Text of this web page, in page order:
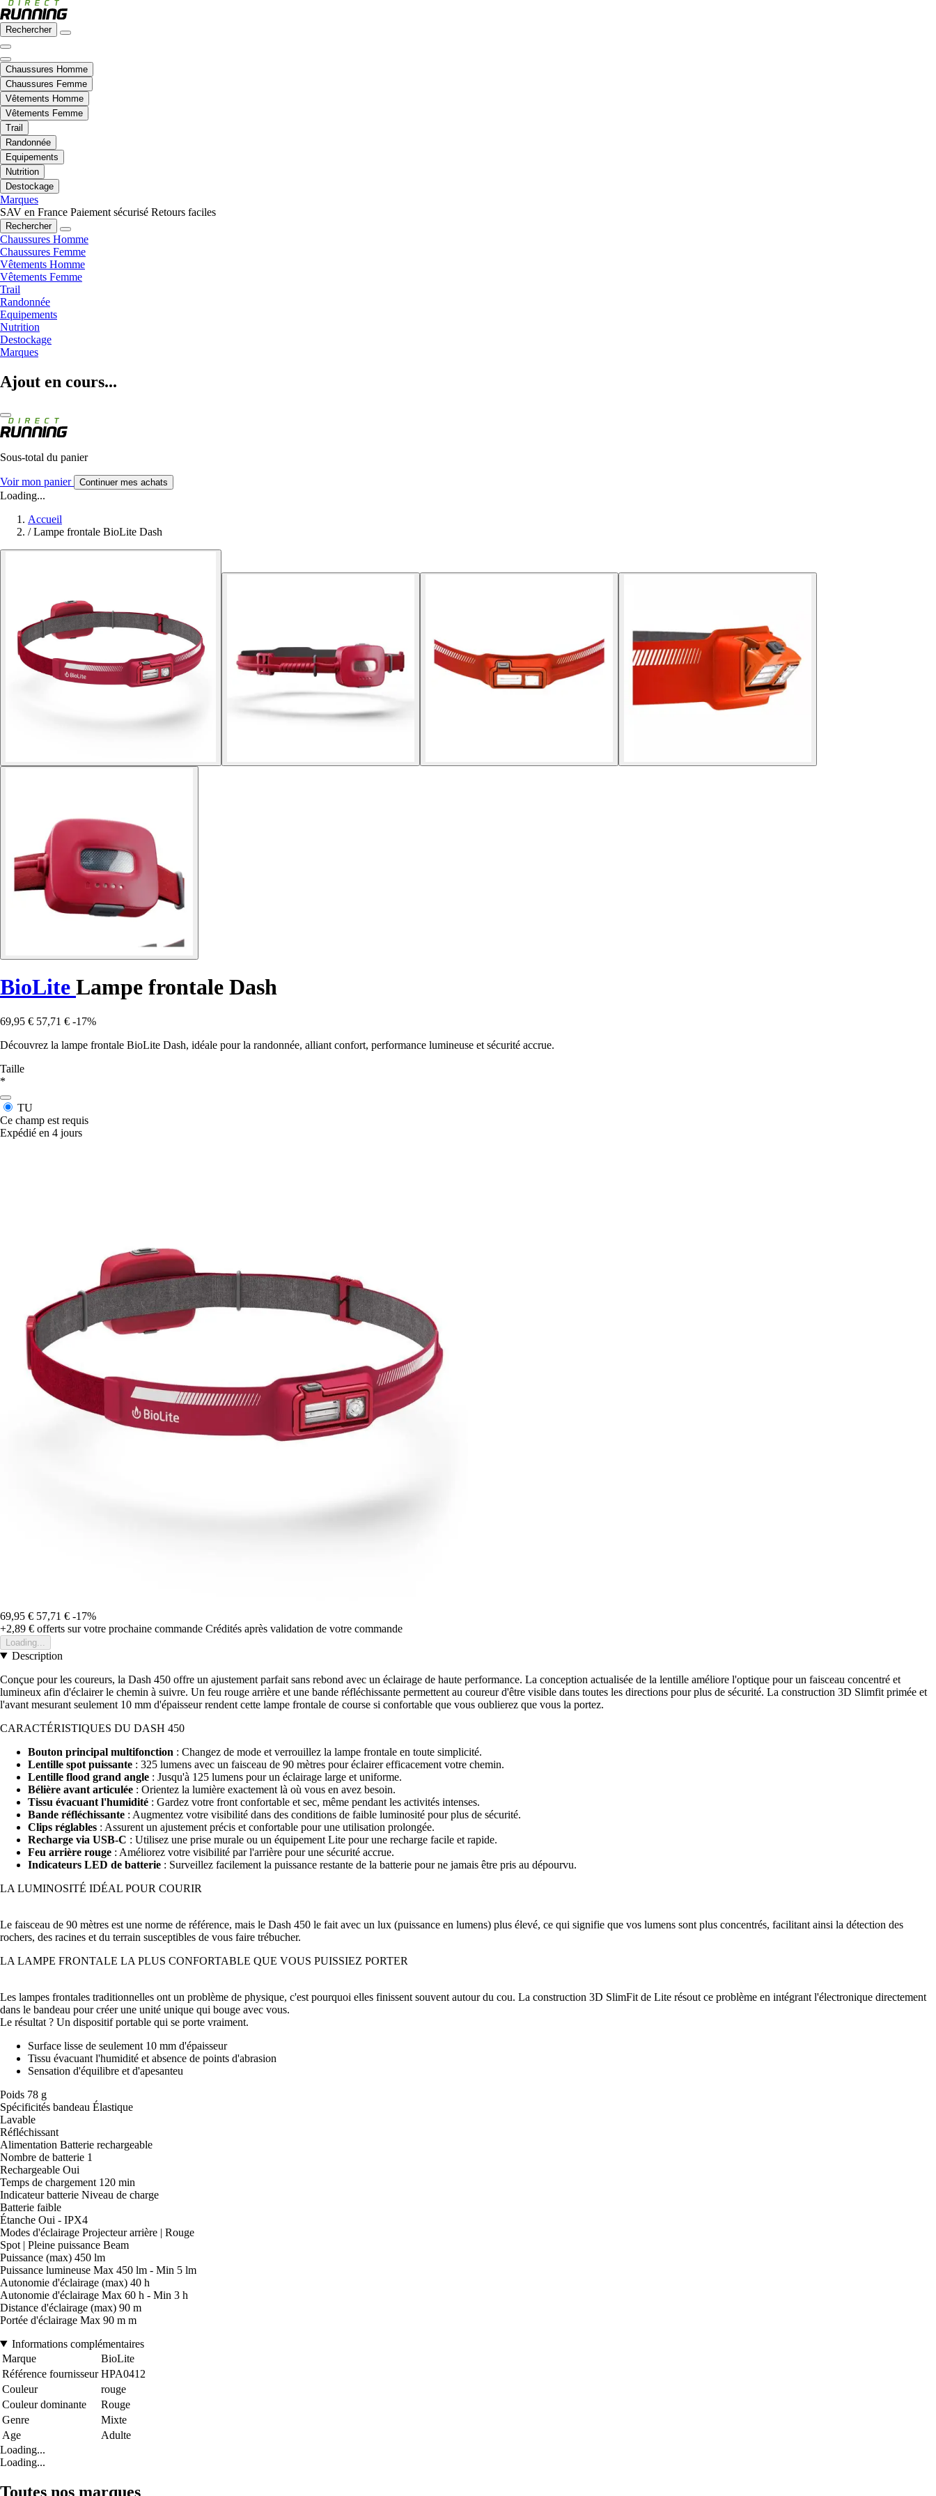
Rechercher
Chaussures Homme
Chaussures Femme
Vêtements Homme
Vêtements Femme
Trail
Randonnée
Equipements
Nutrition
Destockage
Marques
SAV en France Paiement sécurisé Retours faciles
Rechercher
Chaussures Homme
Chaussures Femme
Vêtements Homme
Vêtements Femme
Trail
Randonnée
Equipements
Nutrition
Destockage
Marques
Ajout en cours...
Sous-total du panier
Voir mon panier Continuer mes achats
Loading...
Accueil
/ Lampe frontale BioLite Dash
BioLite Lampe frontale Dash
69,95 € 57,71 € -17%
Découvrez la lampe frontale BioLite Dash, idéale pour la randonnée, alliant confort, performance lumineuse et sécurité accrue.
Taille
*
TU
Ce champ est requis
Expédié en 4 jours
69,95 € 57,71 € -17%
+2,89 € offerts sur votre prochaine commande Crédités après validation de votre commande
Loading...
Description
Conçue pour les coureurs, la Dash 450 offre un ajustement parfait sans rebond avec un éclairage de haute performance. La conception actualisée de la lentille améliore l'optique pour un faisceau concentré et
lumineux afin d'éclairer le chemin à suivre. Un feu rouge arrière et une bande réfléchissante permettent au coureur d'être visible dans toutes les directions pour plus de sécurité. La construction 3D Slimfit primée et
l'avant mesurant seulement 10 mm d'épaisseur rendent cette lampe frontale de course si confortable que vous oublierez que vous la portez.
CARACTÉRISTIQUES DU DASH 450
Bouton principal multifonction : Changez de mode et verrouillez la lampe frontale en toute simplicité.
Lentille spot puissante : 325 lumens avec un faisceau de 90 mètres pour éclairer efficacement votre chemin.
Lentille flood grand angle : Jusqu'à 125 lumens pour un éclairage large et uniforme.
Bélière avant articulée : Orientez la lumière exactement là où vous en avez besoin.
Tissu évacuant l'humidité : Gardez votre front confortable et sec, même pendant les activités intenses.
Bande réfléchissante : Augmentez votre visibilité dans des conditions de faible luminosité pour plus de sécurité.
Clips réglables : Assurent un ajustement précis et confortable pour une utilisation prolongée.
Recharge via USB-C : Utilisez une prise murale ou un équipement Lite pour une recharge facile et rapide.
Feu arrière rouge : Améliorez votre visibilité par l'arrière pour une sécurité accrue.
Indicateurs LED de batterie : Surveillez facilement la puissance restante de la batterie pour ne jamais être pris au dépourvu.
LA LUMINOSITÉ IDÉAL POUR COURIR
Le faisceau de 90 mètres est une norme de référence, mais le Dash 450 le fait avec un lux (puissance en lumens) plus élevé, ce qui signifie que vos lumens sont plus concentrés, facilitant ainsi la détection des
rochers, des racines et du terrain susceptibles de vous faire trébucher.
LA LAMPE FRONTALE LA PLUS CONFORTABLE QUE VOUS PUISSIEZ PORTER
Les lampes frontales traditionnelles ont un problème de physique, c'est pourquoi elles finissent souvent autour du cou. La construction 3D SlimFit de Lite résout ce problème en intégrant l'électronique directement
dans le bandeau pour créer une unité unique qui bouge avec vous.
Le résultat ? Un dispositif portable qui se porte vraiment.
Surface lisse de seulement 10 mm d'épaisseur
Tissu évacuant l'humidité et absence de points d'abrasion
Sensation d'équilibre et d'apesanteu
Poids 78 g
Spécificités bandeau Élastique
Lavable
Réfléchissant
Alimentation Batterie rechargeable
Nombre de batterie 1
Rechargeable Oui
Temps de chargement 120 min
Indicateur batterie Niveau de charge
Batterie faible
Étanche Oui - IPX4
Modes d'éclairage Projecteur arrière | Rouge
Spot | Pleine puissance Beam
Puissance (max) 450 lm
Puissance lumineuse Max 450 lm - Min 5 lm
Autonomie d'éclairage (max) 40 h
Autonomie d'éclairage Max 60 h - Min 3 h
Distance d'éclairage (max) 90 m
Portée d'éclairage Max 90 m m
Informations complémentaires
Marque
BioLite
Référence fournisseur HPA0412
Couleur
rouge
Couleur dominante
Rouge
Genre
Mixte
Age
Adulte
Loading...
Loading...
Toutes nos marques